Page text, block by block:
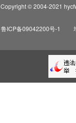
Copyright © 2004-2021
鲁ICP备09042200号-1